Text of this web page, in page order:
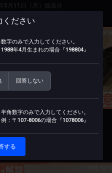
5月11日（月）放送分
暑さ前倒しで注目“サンダル”【Nスタ】
NEWS DIG Powered by JNN
ください
字のみで入力してください。
年4月生まれの場合 『198804』
回答しない
半角数字のみで入力してください。
例：〒107-8006の場合 『1078006』
する